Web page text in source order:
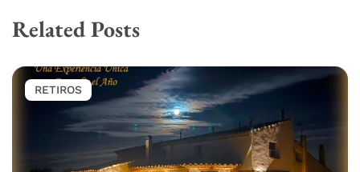
Related Posts
RETIROS